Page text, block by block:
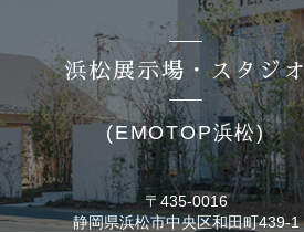
浜松展示場・スタジオ
(EMOTOP浜松)
〒435-0016
静岡県浜松市中央区和田町439-1